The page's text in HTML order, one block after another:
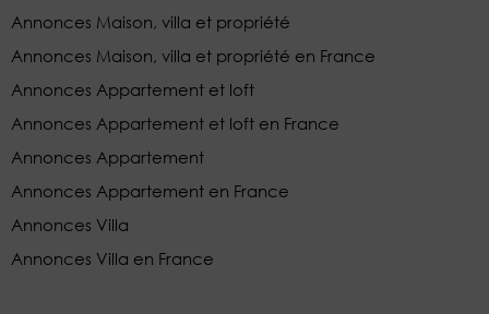
Annonces Maison, villa et propriété
Annonces Maison, villa et propriété en France
Annonces Appartement et loft
Annonces Appartement et loft en France
Annonces Appartement
Annonces Appartement en France
Annonces Villa
Annonces Villa en France